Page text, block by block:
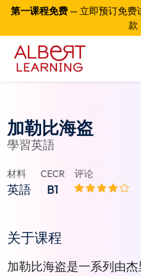
第一课程免费 — 立即预订免费
款
加勒比海盗
學習英語
材料
英語
CECR
B1
评论
关于课程
加勒比海盗是一系列由